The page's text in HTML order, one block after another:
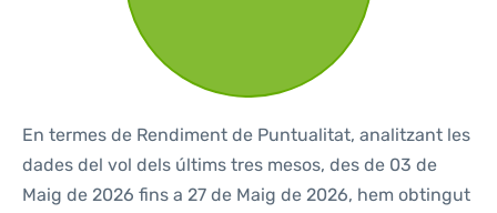
En termes de Rendiment de Puntualitat, analitzant les
dades del vol dels últims tres mesos, des de 03 de
Maig de 2026 fins a 27 de Maig de 2026, hem obtingut